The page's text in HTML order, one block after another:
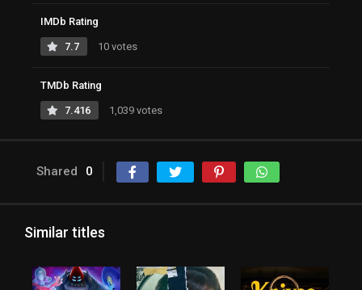
IMDb Rating
7.7 10 votes
TMDb Rating
7.416 1,039 votes
Shared 0
Similar titles